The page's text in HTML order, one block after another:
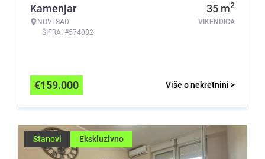
Kamenjar
NOVI SAD
ŠIFRA: #574082
35 m2
VIKENDICA
Više o nekretnini >
€159.000
Stanovi Ekskluzivno